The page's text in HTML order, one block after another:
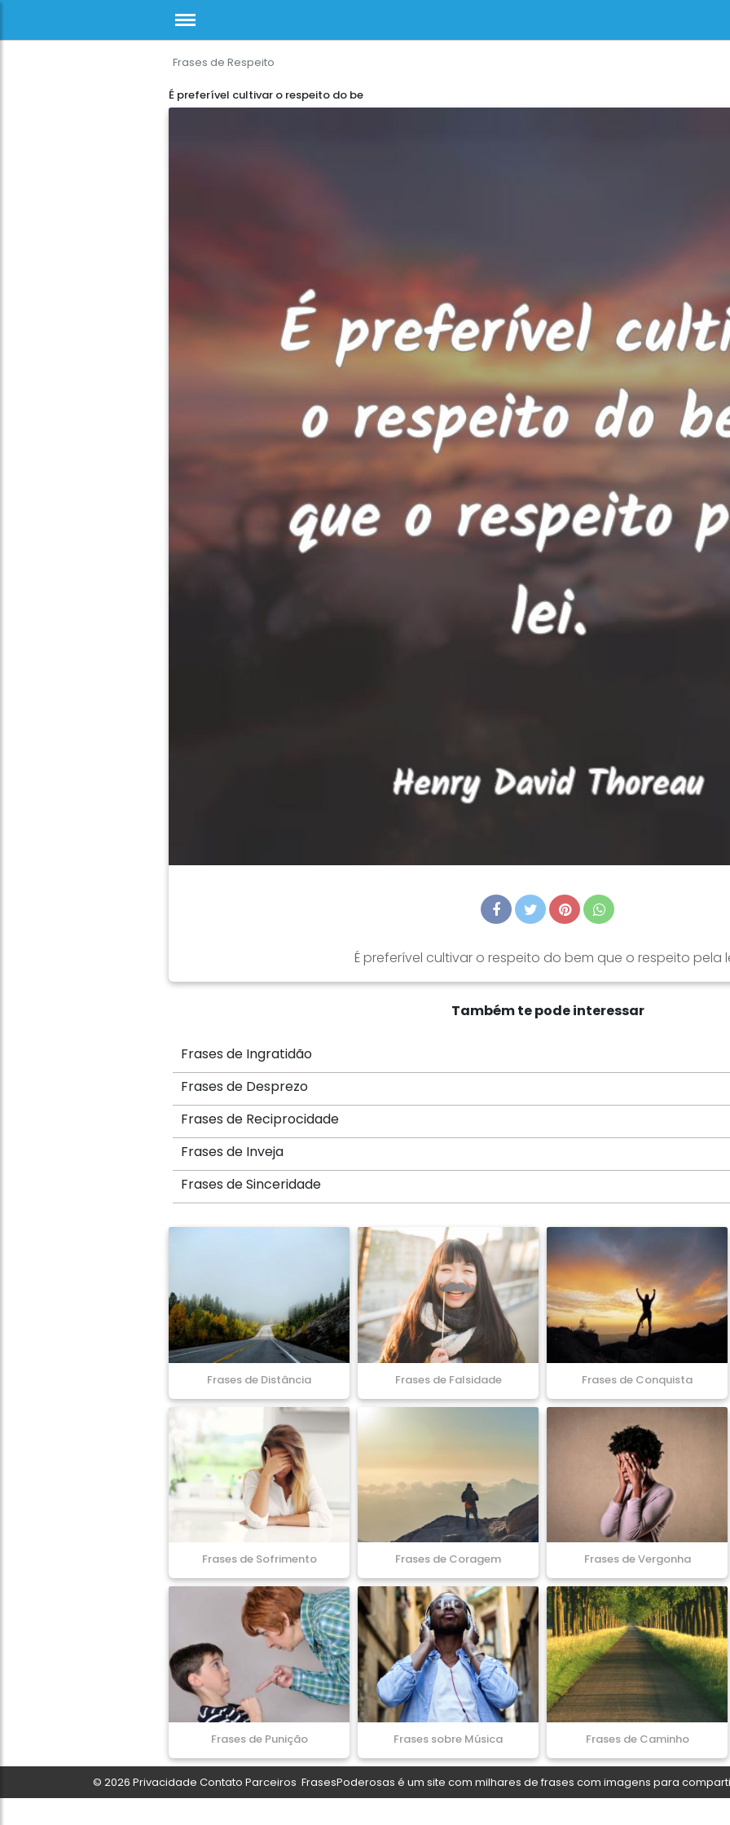
Frases de Respeito
É preferível cultivar o respeito do be
É preferível cultivar o respeito do bem que o respeito pela
Também te pode interessar
Frases de Ingratidão
Frases de Desprezo
Frases de Reciprocidade
Frases de Inveja
Frases de Sinceridade
Frases de Distância Frases de Falsidade Frases de Conquista
Frases de Sofrimento Frases de Coragem Frases de Vergonha
Frases de Punição Frases sobre Música Frases de Caminho
© 2026 Privacidade Contato Parceiros FrasesPoderosas é um site com milhares de frases com imagens para